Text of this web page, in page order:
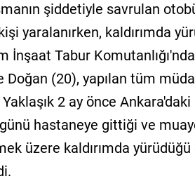
şiddetiyle savrulan
yaralanırken, kaldırımda
İnşaat Tabur
Doğan (20), yapılan tüm
2 ay önce
hastaneye gittiği ve
üzere kaldırımda yürüdüğü